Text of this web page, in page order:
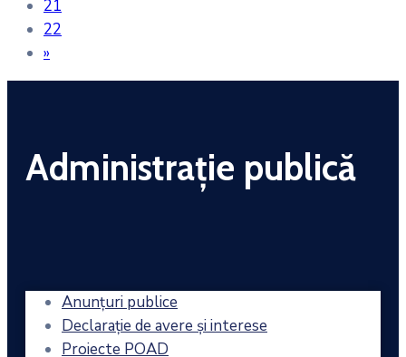
21
22
»
Administrație publică
Anunțuri publice
Declarație de avere și interese
Proiecte POAD